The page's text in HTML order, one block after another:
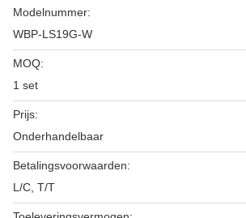
Modelnummer:
WBP-LS19G-W
MOQ:
1 set
Prijs:
Onderhandelbaar
Betalingsvoorwaarden:
L/C, T/T